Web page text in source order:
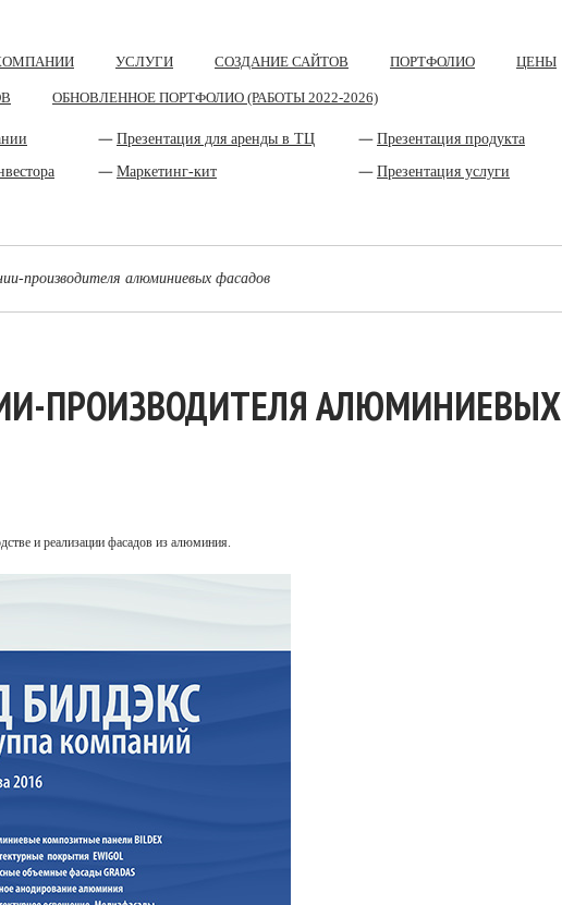
УСЛУГИ СОЗДАНИЕ САЙТОВ ПОРТФОЛИО ЦЕНЫ
ОБНОВЛЕННОЕ ПОРТФОЛИО (РАБОТЫ 2022-2026)
Презентация для аренды в ТЦ
Маркетинг-кит
Презентация продукта
Презентация услуги
производителя алюминиевых фасадов
ПРОИЗВОДИТЕЛЯ АЛЮМИНИЕВЫХ
и реализации фасадов из алюминия.